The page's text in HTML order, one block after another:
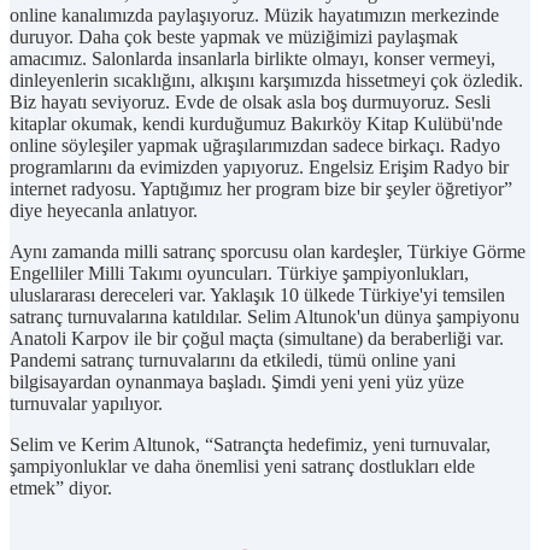
online kanalımızda paylaşıyoruz. Müzik hayatımızın merkezinde
duruyor. Daha çok beste yapmak ve müziğimizi paylaşmak
amacımız. Salonlarda insanlarla birlikte olmayı, konser vermeyi,
dinleyenlerin sıcaklığını, alkışını karşımızda hissetmeyi çok özledik.
Biz hayatı seviyoruz. Evde de olsak asla boş durmuyoruz. Sesli
kitaplar okumak, kendi kurduğumuz Bakırköy Kitap Kulübü'nde
online söyleşiler yapmak uğraşılarımızdan sadece birkaçı. Radyo
programlarını da evimizden yapıyoruz. Engelsiz Erişim Radyo bir
internet radyosu. Yaptığımız her program bize bir şeyler öğretiyor”
diye heyecanla anlatıyor.
Aynı zamanda milli satranç sporcusu olan kardeşler, Türkiye Görme
Engelliler Milli Takımı oyuncuları. Türkiye şampiyonlukları,
uluslararası dereceleri var. Yaklaşık 10 ülkede Türkiye'yi temsilen
satranç turnuvalarına katıldılar. Selim Altunok'un dünya şampiyonu
Anatoli Karpov ile bir çoğul maçta (simultane) da beraberliği var.
Pandemi satranç turnuvalarını da etkiledi, tümü online yani
bilgisayardan oynanmaya başladı. Şimdi yeni yeni yüz yüze
turnuvalar yapılıyor.
Selim ve Kerim Altunok, “Satrançta hedefimiz, yeni turnuvalar,
şampiyonluklar ve daha önemlisi yeni satranç dostlukları elde
etmek” diyor.